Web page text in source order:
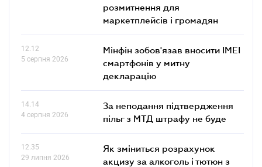
розмитнення для
маркетплейсів і громадян
12.12
5 серпня 2026
Мінфін зобов'язав вносити IMEI
смартфонів у митну
декларацію
14.14
4 серпня 2026
За неподання підтвердження
пільг з МТД штрафу не буде
12.35
29 липня 2026
Як зміниться розрахунок
акцизу за алкоголь і тютюн з